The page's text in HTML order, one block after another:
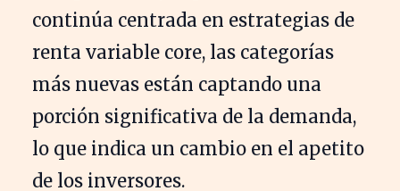
continúa centrada en estrategias de
renta variable core, las categorías
más nuevas están captando una
porción significativa de la demanda,
lo que indica un cambio en el apetito
de los inversores.